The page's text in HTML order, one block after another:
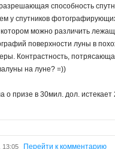
способность
у спутников
можно различить
поверхности луны в
Контрастность,
на луне? =))
о призе в 30мил. дол.
13:05
Перейти к комментарию